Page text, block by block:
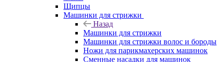
Щипцы
Машинки для стрижки
Назад
Машинки для стрижки
Машинки для стрижки волос и бороды
Ножи для парикмахерских машинок
Сменные насадки для машинок